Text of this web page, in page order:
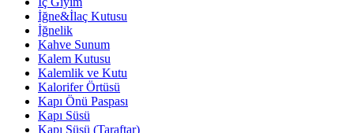
İğne&İlaç Kutusu
İğnelik
Kahve Sunum
Kalem Kutusu
Kalemlik ve Kutu
Kalorifer Örtüsü
Kapı Önü Paspası
Kapı Süsü
Kapı Süsü (Taraftar)